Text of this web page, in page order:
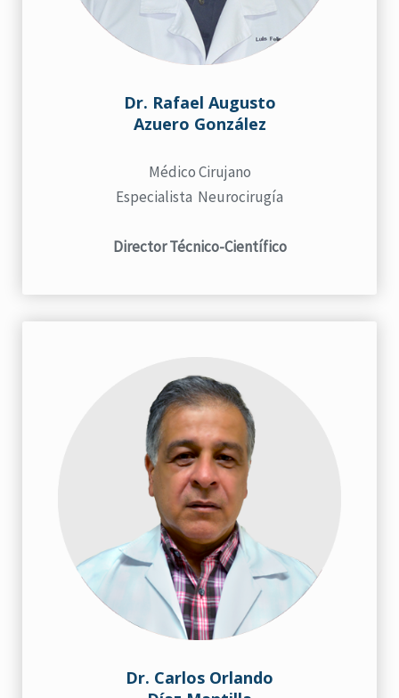
Dr. Rafael Augusto
Azuero González
Médico Cirujano
Especialista Neurocirugía
Director Técnico-Científico
Dr. Carlos Orlando